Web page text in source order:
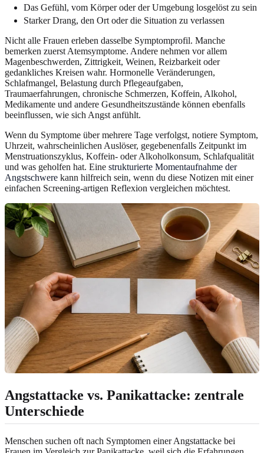
Das Gefühl, vom Körper oder der Umgebung losgelöst zu sein
Starker Drang, den Ort oder die Situation zu verlassen
Nicht alle Frauen erleben dasselbe Symptomprofil. Manche
bemerken zuerst Atemsymptome. Andere nehmen vor allem
Magenbeschwerden, Zittrigkeit, Weinen, Reizbarkeit oder
gedankliches Kreisen wahr. Hormonelle Veränderungen,
Schlafmangel, Belastung durch Pflegeaufgaben,
Traumaerfahrungen, chronische Schmerzen, Koffein, Alkohol,
Medikamente und andere Gesundheitszustände können ebenfalls
beeinflussen, wie sich Angst anfühlt.
Wenn du Symptome über mehrere Tage verfolgst, notiere Symptom,
Uhrzeit, wahrscheinlichen Auslöser, gegebenenfalls Zeitpunkt im
Menstruationszyklus, Koffein- oder Alkoholkonsum, Schlafqualität
und was geholfen hat. Eine strukturierte Momentaufnahme der
Angstschwere kann hilfreich sein, wenn du diese Notizen mit einer
einfachen Screening-artigen Reflexion vergleichen möchtest.
Angstattacke vs. Panikattacke: zentrale
Unterschiede
Menschen suchen oft nach Symptomen einer Angstattacke bei